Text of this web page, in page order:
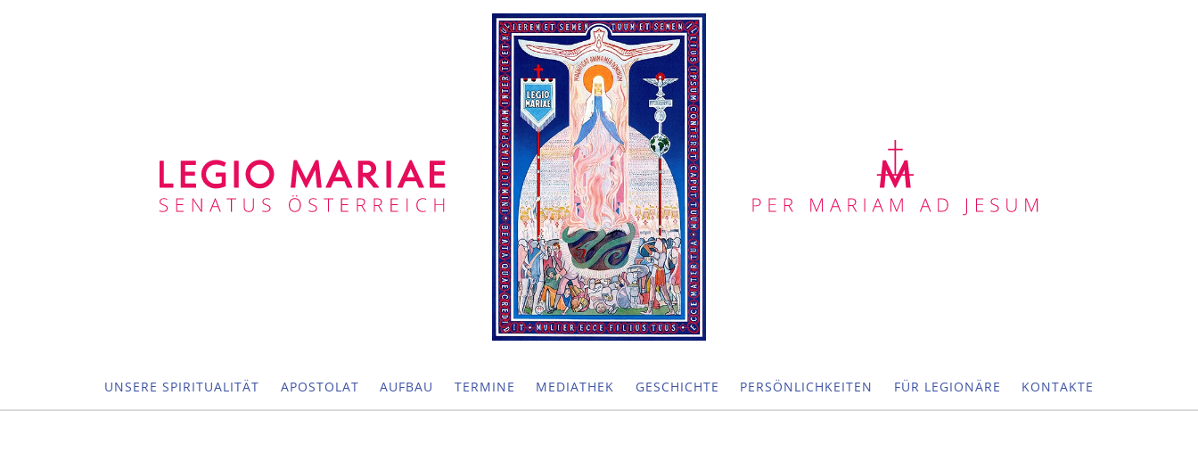
UNSERE SPIRITUALITÄT APOSTOLAT AUFBAU TERMINE MEDIATHEK GESCHICHTE PERSÖNLICHKEITEN FÜR LEGIONÄRE KONTAKTE